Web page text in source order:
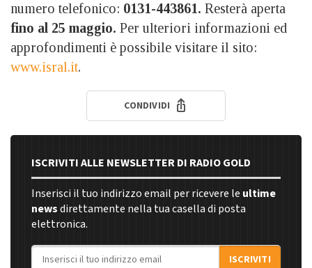
numero telefonico: 0131-443861. Resterà aperta
fino al 25 maggio. Per ulteriori informazioni ed
approfondimenti è possibile visitare il sito:
www.isral.it.
CONDIVIDI
ISCRIVITI ALLE NEWSLETTER DI RADIO GOLD
Inserisci il tuo indirizzo email per ricevere le ultime
newsdirettamente nella tua casella di posta
elettronica.
Indirizzo email
ISCRIVITI